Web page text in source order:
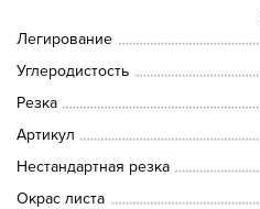
Легирование
Углеродистость
Резка
Артикул
Нестандартная резка
Окрас листа